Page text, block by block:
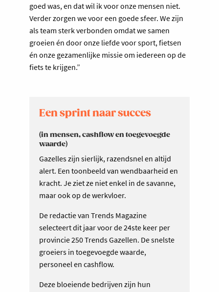
goed was, en dat wil ik voor onze mensen niet.
Verder zorgen we voor een goede sfeer. We zijn
als team sterk verbonden omdat we samen
groeien én door onze liefde voor sport, fietsen
én onze gezamenlijke missie om iedereen op de
fiets te krijgen.”
Een sprint naar succes
(in mensen, cashflow en toegevoegde
waarde)
Gazelles zijn sierlijk, razendsnel en altijd
alert. Een toonbeeld van wendbaarheid en
kracht. Je ziet ze niet enkel in de savanne,
maar ook op de werkvloer.
De redactie van Trends Magazine
selecteert dit jaar voor de 24ste keer per
provincie 250 Trends Gazellen. De snelste
groeiers in toegevoegde waarde,
personeel en cashflow.
Deze bloeiende bedrijven zijn hun